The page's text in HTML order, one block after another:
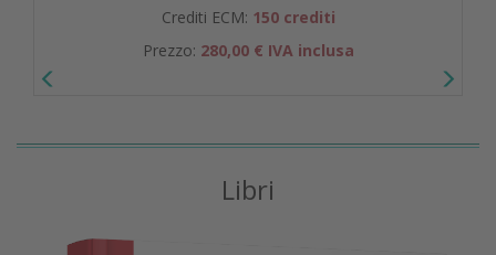
Crediti ECM: 150 crediti
Prezzo: 280,00 € IVA inclusa
Libri